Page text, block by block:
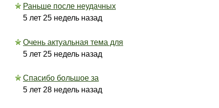
Раньше после неудачных
5 лет 25 недель назад
Очень актуальная тема для
5 лет 25 недель назад
Спасибо большое за
5 лет 28 недель назад